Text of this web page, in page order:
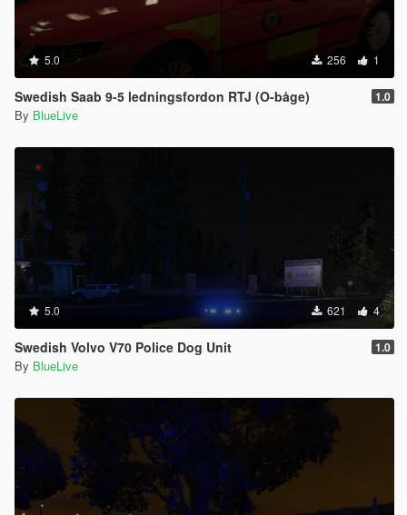
5.0 256 1
Swedish Saab 9-5 ledningsfordon RTJ (O-båge) 1.0
By BlueLive
5.0 621 4
Swedish Volvo V70 Police Dog Unit 1.0
By BlueLive